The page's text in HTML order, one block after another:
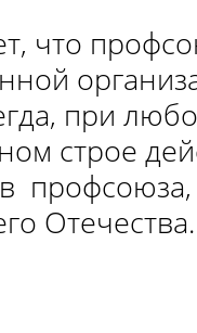
что
при
строе
Отечества.